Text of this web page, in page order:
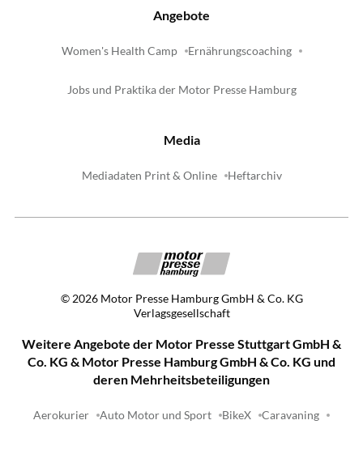
Angebote
Women's Health Camp Ernährungscoaching
Jobs und Praktika der Motor Presse Hamburg
Media
Mediadaten Print & Online Heftarchiv
© 2026 Motor Presse Hamburg GmbH & Co. KG
Verlagsgesellschaft
Weitere Angebote der Motor Presse Stuttgart GmbH &
Co. KG & Motor Presse Hamburg GmbH & Co. KG und
deren Mehrheitsbeteiligungen
Aerokurier Auto Motor und Sport BikeX Caravaning